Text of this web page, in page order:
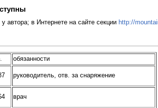
автора; в Интернете на сайте секции http://
обязанности
руководитель, отв. за снаряжение
врач